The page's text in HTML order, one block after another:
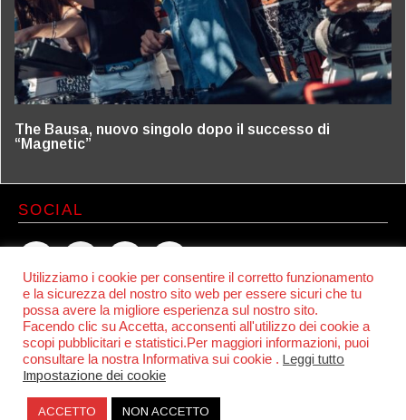
The Bausa, nuovo singolo dopo il successo di
“Magnetic”
ESPLORA
News
Frequenze
Contatti
SOCIAL
Utilizziamo i cookie per consentire il corretto funzionamento
e la sicurezza del nostro sito web per essere sicuri che tu
possa avere la migliore esperienza sul nostro sito.
Facendo clic su Accetta, acconsenti all'utilizzo dei cookie a
scopi pubblicitari e statistici.Per maggiori informazioni, puoi
consultare la nostra Informativa sui cookie . Leggi tutto
Impostazione dei cookie
ACCETTO NON ACCETTO